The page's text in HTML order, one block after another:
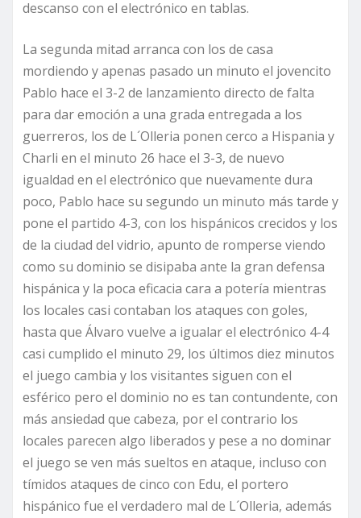
descanso con el electrónico en tablas.
La segunda mitad arranca con los de casa
mordiendo y apenas pasado un minuto el jovencito
Pablo hace el 3-2 de lanzamiento directo de falta
para dar emoción a una grada entregada a los
guerreros, los de L´Olleria ponen cerco a Hispania y
Charli en el minuto 26 hace el 3-3, de nuevo
igualdad en el electrónico que nuevamente dura
poco, Pablo hace su segundo un minuto más tarde y
pone el partido 4-3, con los hispánicos crecidos y los
de la ciudad del vidrio, apunto de romperse viendo
como su dominio se disipaba ante la gran defensa
hispánica y la poca eficacia cara a potería mientras
los locales casi contaban los ataques con goles,
hasta que Álvaro vuelve a igualar el electrónico 4-4
casi cumplido el minuto 29, los últimos diez minutos
el juego cambia y los visitantes siguen con el
esférico pero el dominio no es tan contundente, con
más ansiedad que cabeza, por el contrario los
locales parecen algo liberados y pese a no dominar
el juego se ven más sueltos en ataque, incluso con
tímidos ataques de cinco con Edu, el portero
hispánico fue el verdadero mal de L´Olleria, además